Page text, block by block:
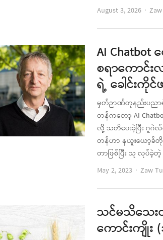
August 3, 2026
AI
စရာကောင်
ရဲ့ ခေါင်းကို
မှတ်ဉာဏ်တုနည်းပညာရဲ့
တန်ကတော့ AI
လို့ သတိပေးခဲ့ပြီး ဂူဂဲ
တန်ဟာ နယူးယော့ခ်တို
တာဖြစ်ပြီး သူ လု
May 2, 2023
Author
Zaw
သင်မသိသေး
ကောင်းကျိုး